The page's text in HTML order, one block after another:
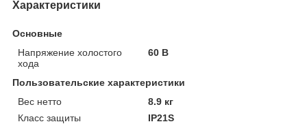
Характеристики
Основные
Напряжение холостого
хода
60 В
Пользовательские характеристики
Вес нетто
8.9 кг
Класс защиты
IP21S